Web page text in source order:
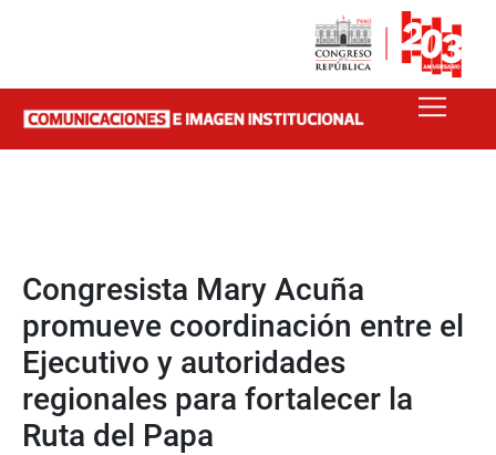
Congresista Mary Acuña
promueve coordinación entre el
Ejecutivo y autoridades
regionales para fortalecer la
Ruta del Papa